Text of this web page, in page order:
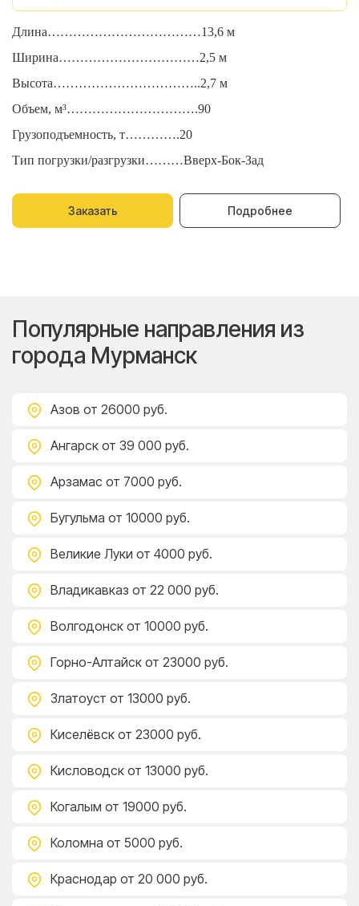
Длина………………………………13,6 м
Ширина……………………………2,5 м
Высота……………………………..2,7 м
Объем, м³………………………….90
Грузоподъемность, т………….20
Тип погрузки/разгрузки………Вверх-Бок-Зад
Заказать Подробнее
Популярные направления из
города Мурманск
Азов от 26000 руб.
Ангарск от 39 000 руб.
Арзамас от 7000 руб.
Бугульма от 10000 руб.
Великие Луки от 4000 руб.
Владикавказ от 22 000 руб.
Волгодонск от 10000 руб.
Горно-Алтайск от 23000 руб.
Златоуст от 13000 руб.
Киселёвск от 23000 руб.
Кисловодск от 13000 руб.
Когалым от 19000 руб.
Коломна от 5000 руб.
Краснодар от 20 000 руб.